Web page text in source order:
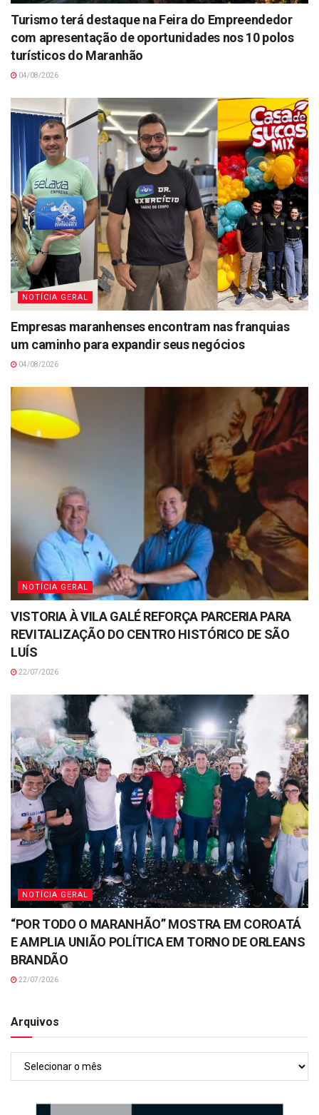
Turismo terá destaque na Feira do Empreendedor
com apresentação de oportunidades nos 10 polos
turísticos do Maranhão
04/08/2026
NOTÍCIA GERAL
Empresas maranhenses encontram nas franquias
um caminho para expandir seus negócios
04/08/2026
NOTÍCIA GERAL
VISTORIA À VILA GALÉ REFORÇA PARCERIA PARA
REVITALIZAÇÃO DO CENTRO HISTÓRICO DE SÃO
LUÍS
22/07/2026
NOTÍCIA GERAL
“POR TODO O MARANHÃO” MOSTRA EM COROATÁ
E AMPLIA UNIÃO POLÍTICA EM TORNO DE ORLEANS
BRANDÃO
22/07/2026
Arquivos
Arquivos